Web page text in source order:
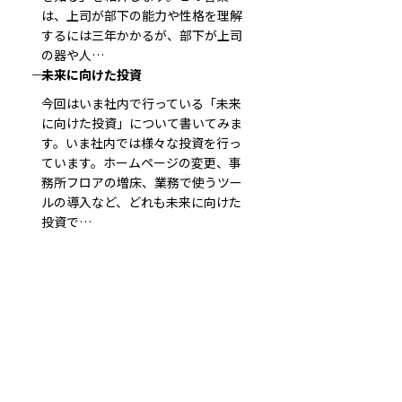
は、上司が部下の能力や性格を理解
するには三年かかるが、部下が上司
の器や人…
未来に向けた投資
今回はいま社内で行っている「未来
に向けた投資」について書いてみま
す。いま社内では様々な投資を行っ
ています。ホームページの変更、事
務所フロアの増床、業務で使うツー
ルの導入など、どれも未来に向けた
投資で…